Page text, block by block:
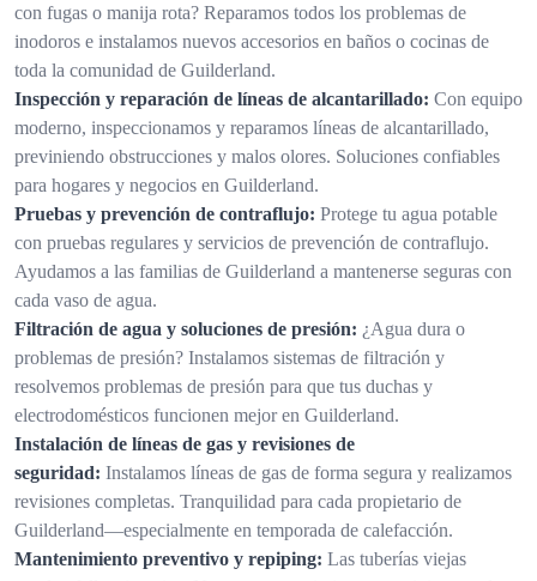
con fugas o manija rota? Reparamos todos los problemas de
inodoros e instalamos nuevos accesorios en baños o cocinas de
toda la comunidad de Guilderland.
Inspección y reparación de líneas de alcantarillado: Con equipo
moderno, inspeccionamos y reparamos líneas de alcantarillado,
previniendo obstrucciones y malos olores. Soluciones confiables
para hogares y negocios en Guilderland.
Pruebas y prevención de contraflujo: Protege tu agua potable
con pruebas regulares y servicios de prevención de contraflujo.
Ayudamos a las familias de Guilderland a mantenerse seguras con
cada vaso de agua.
Filtración de agua y soluciones de presión: ¿Agua dura o
problemas de presión? Instalamos sistemas de filtración y
resolvemos problemas de presión para que tus duchas y
electrodomésticos funcionen mejor en Guilderland.
Instalación de líneas de gas y revisiones de
seguridad: Instalamos líneas de gas de forma segura y realizamos
revisiones completas. Tranquilidad para cada propietario de
Guilderland—especialmente en temporada de calefacción.
Mantenimiento preventivo y repiping: Las tuberías viejas